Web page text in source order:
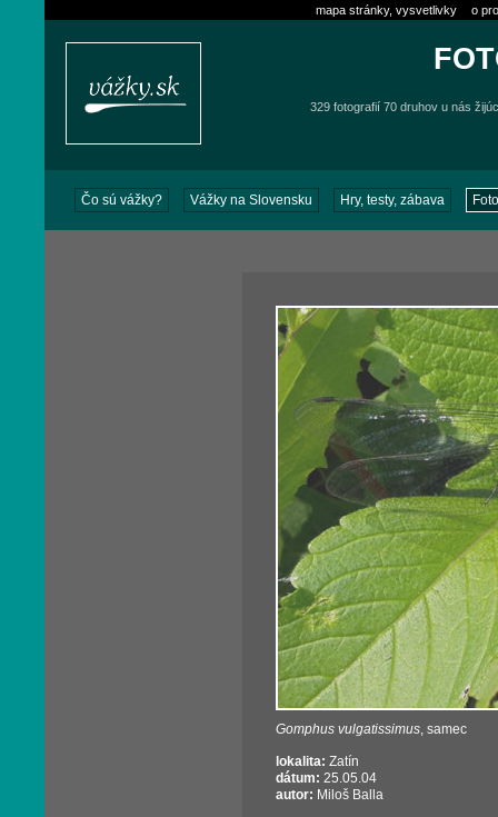
mapa stránky, vysvetlivky o
329 fotografií 70 druhov u nás
Čo sú vážky? Vážky na Slovensku Hry, testy, zábava
Gomphus vulgatissimus, samec
lokalita: Zatín
dátum: 25.05.04
autor: Miloš Balla